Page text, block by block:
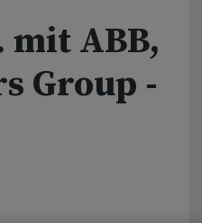
mit ABB,
Group -